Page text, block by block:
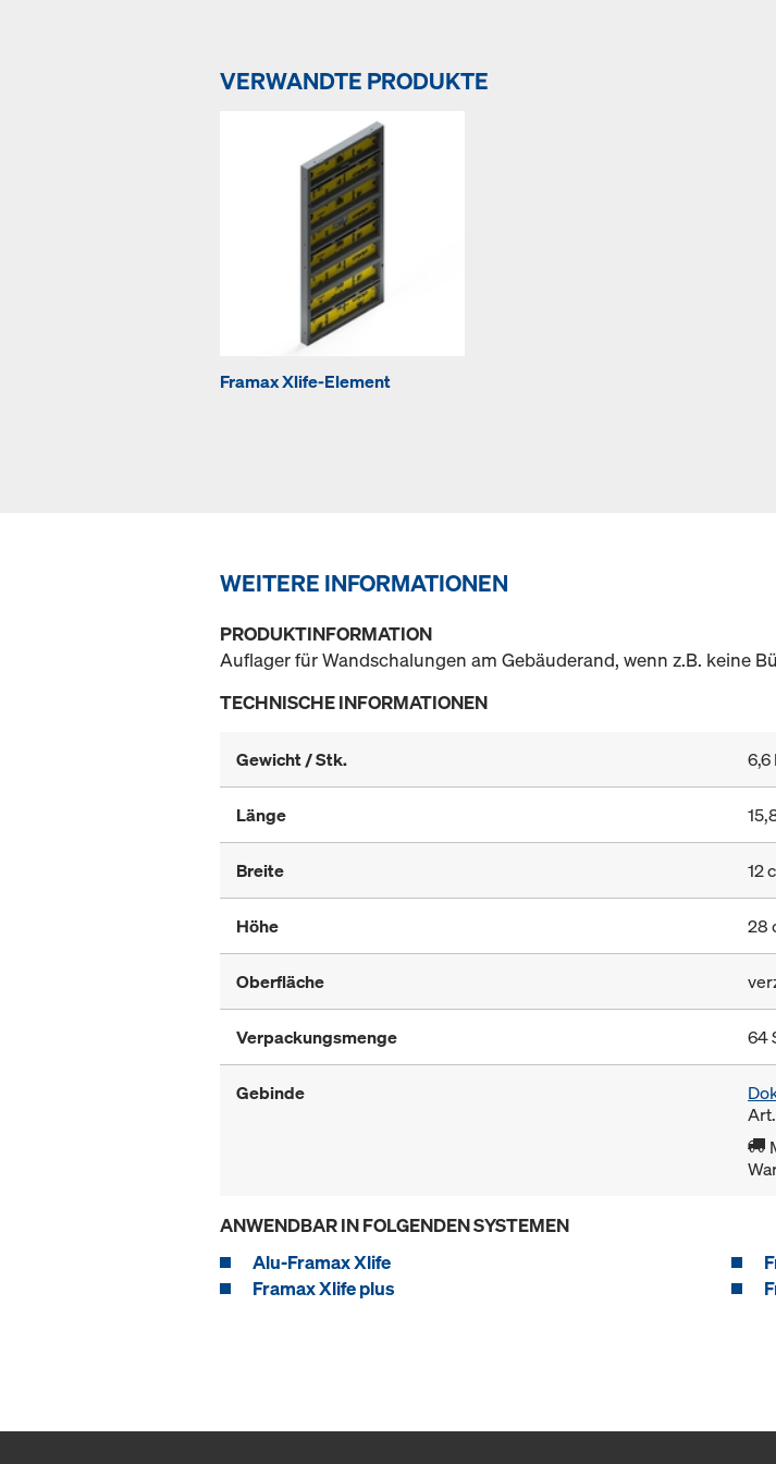
VERWANDTE PRODUKTE
Framax Xlife-Element
WEITERE INFORMATIONEN
PRODUKTINFORMATION
Auflager für Wandschalungen am Gebäuderand, wenn z.B. keine
TECHNISCHE INFORMATIONEN
Gewicht / Stk. 6,6
Länge
Breite 12
Höhe 28
Oberfläche
Verpackungsmenge 64
Gebinde
ANWENDBAR IN FOLGENDEN SYSTEMEN
Alu-Framax Xlife
Framax Xlife plus